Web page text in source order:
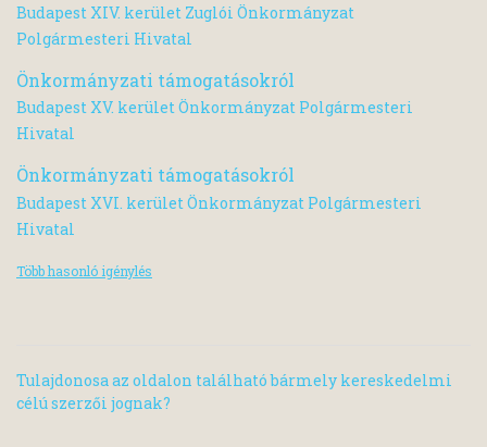
Budapest XIV. kerület Zuglói Önkormányzat
Polgármesteri Hivatal
Önkormányzati támogatásokról
Budapest XV. kerület Önkormányzat Polgármesteri
Hivatal
Önkormányzati támogatásokról
Budapest XVI. kerület Önkormányzat Polgármesteri
Hivatal
Több hasonló igénylés
Tulajdonosa az oldalon található bármely kereskedelmi
célú szerzői jognak?